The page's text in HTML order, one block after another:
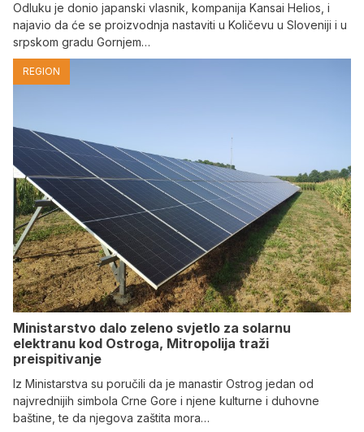
Odluku je donio japanski vlasnik, kompanija Kansai Helios, i
najavio da će se proizvodnja nastaviti u Količevu u Sloveniji i u
srpskom gradu Gornjem…
REGION
Ministarstvo dalo zeleno svjetlo za solarnu
elektranu kod Ostroga, Mitropolija traži
preispitivanje
Iz Ministarstva su poručili da je manastir Ostrog jedan od
najvrednijih simbola Crne Gore i njene kulturne i duhovne
baštine, te da njegova zaštita mora…